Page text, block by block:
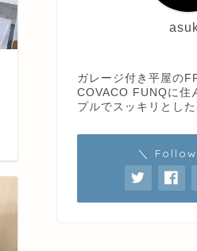
ガレージ付き平屋の
COVACO FUNQに住
プルでスッキリとし
＼